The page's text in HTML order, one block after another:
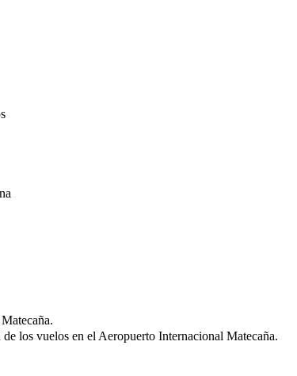
los vuelos en el Aeropuerto Internacional Matecaña.